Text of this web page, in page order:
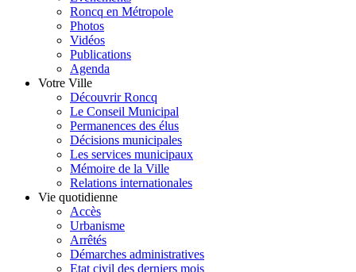
Roncq en Métropole
Photos
Vidéos
Publications
Agenda
Votre Ville
Découvrir Roncq
Le Conseil Municipal
Permanences des élus
Décisions municipales
Les services municipaux
Mémoire de la Ville
Relations internationales
Vie quotidienne
Accès
Urbanisme
Arrêtés
Démarches administratives
Etat civil des derniers mois